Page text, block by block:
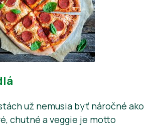
už nemusia byť náročné ako
chutné a veggie je motto